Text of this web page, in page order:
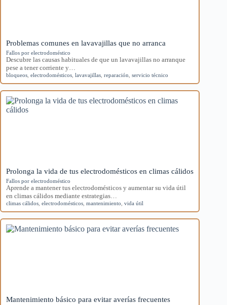
Problemas comunes en lavavajillas que no arranca
Fallos por electrodoméstico
Descubre las causas habituales de que un lavavajillas no arranque
pese a tener corriente y…
bloqueos electrodomésticos lavavajillas reparación servicio técnico
Prolonga la vida de tus electrodomésticos en climas cálidos
Fallos por electrodoméstico
Aprende a mantener tus electrodomésticos y aumentar su vida útil
en climas cálidos mediante estrategias…
climas cálidos electrodomésticos mantenimiento vida útil
Mantenimiento básico para evitar averías frecuentes